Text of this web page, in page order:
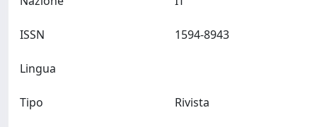
ISSN
Lingua
Tipo Rivista